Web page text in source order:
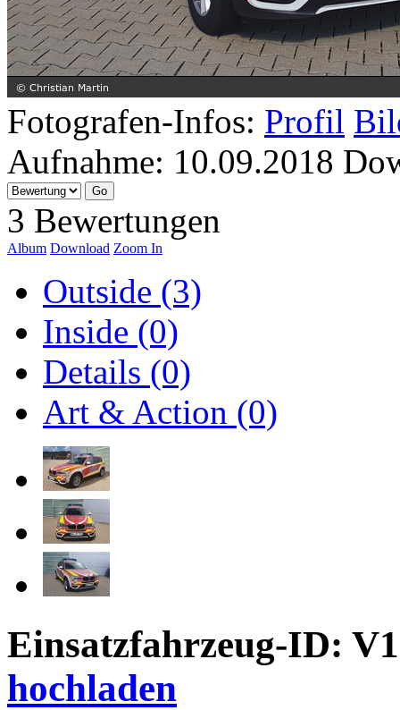
Fotografen-Infos: Profil
Aufnahme: 10.09.2018
3 Bewertungen
Album Download Zoom In
Outside (3)
Inside (0)
Details (0)
Art & Action (0)
Einsatzfahrzeug-ID:
hochladen